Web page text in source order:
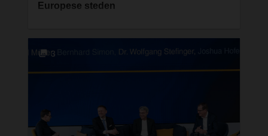
Europese steden
stedelijke emissievrije bezorgzones in Europa
binnen drie jaar te willen verdubbelen. Eind 2025
steden en stedelijke regio’s verspreid over tien
lokale uitstoot worden geleverd. Daarmee geeft
het logistieke bedrijf verder invulling aan zijn
3